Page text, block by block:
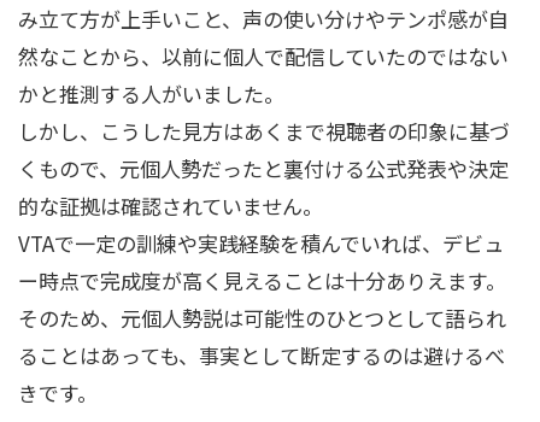
み立て方が上手いこと、声の使い分けやテンポ感が自
然なことから、以前に個人で配信していたのではない
かと推測する人がいました。
しかし、こうした見方はあくまで視聴者の印象に基づ
くもので、元個人勢だったと裏付ける公式発表や決定
的な証拠は確認されていません。
VTAで一定の訓練や実践経験を積んでいれば、デビュ
ー時点で完成度が高く見えることは十分ありえます。
そのため、元個人勢説は可能性のひとつとして語られ
ることはあっても、事実として断定するのは避けるべ
きです。